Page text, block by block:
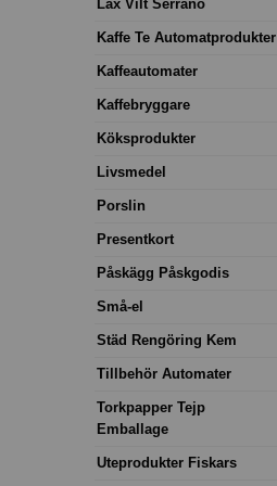
Lax Vilt Serrano
Kaffe Te Automatprodukter
Kaffeautomater
Kaffebryggare
Köksprodukter
Livsmedel
Porslin
Presentkort
Påskägg Påskgodis
Små-el
Städ Rengöring Kem
Tillbehör Automater
Torkpapper Tejp
Emballage
Uteprodukter Fiskars